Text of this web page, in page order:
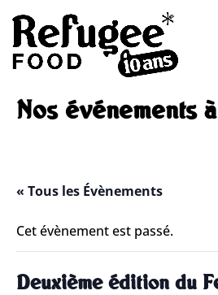
Nos événements
« Tous les Évènements
Cet évènement est passé.
Deuxième édition du